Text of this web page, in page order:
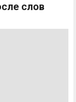
слов